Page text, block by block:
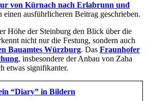
von Kürnach nach Erlabrunn und
einen ausführlicheren Beitrag geschrieben.
Höhe der Steinburg den Blick über die
nicht nur die Festung, sondern auch
Bauamtes Würzburg. Das Fraunhofer
, insbesondere der Anbau von Zaha
etwas signifikanter.
“Diary” in Bildern